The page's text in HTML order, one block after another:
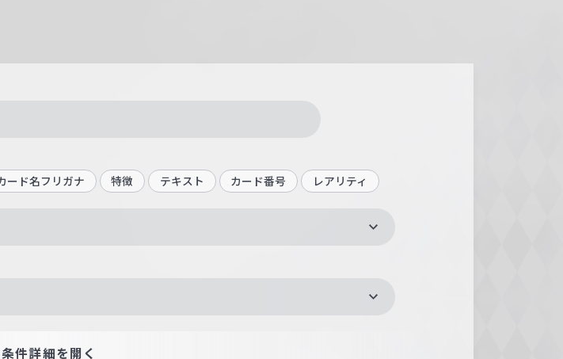
ード名フリガナ 特徴 テキスト カード番号 レアリティ
条件詳細を開く